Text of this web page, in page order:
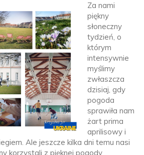
Za nami
piękny
słoneczny
tydzień, o
którym
intensywnie
myślimy
zwłaszcza
dzisiaj, gdy
pogoda
sprawiła nam
żart prima
aprilisowy i
Ale jeszcze kilka dni temu nasi
korzystali z pięknej pogody